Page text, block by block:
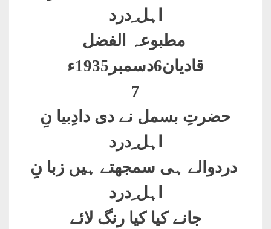
اہل ِدرد
مطبوعہ الفضل
قادیان6دسمبر1935ء
7
حضرتِ بسمل نے دی دادِبیا نِ
اہل ِدرد
دردوالے ہی سمجھتے ہیں زبا نِ
اہل ِدرد
جانے کیا کیا رنگ لائے